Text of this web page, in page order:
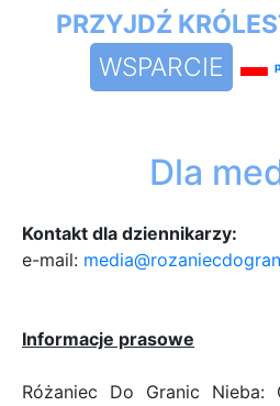
PRZYJDŹ
WSPARCIE
Dla
Kontakt dla dziennikarzy:
e-mail:
Informacje prasowe
Różaniec Do Granic Nieba: